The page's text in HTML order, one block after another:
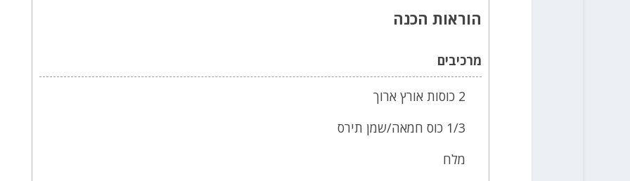
הוראות הכנה
מרכיבים
2 כוסות אורץ ארוך
1/3 כוס חמאה/שמן תירס
מלח